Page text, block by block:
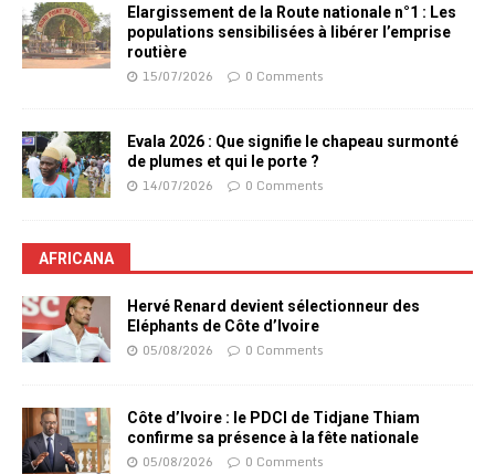
Elargissement de la Route nationale n°1 : Les
populations sensibilisées à libérer l’emprise
routière
15/07/2026 0 Comments
Evala 2026 : Que signifie le chapeau surmonté
de plumes et qui le porte ?
14/07/2026 0 Comments
AFRICANA
Hervé Renard devient sélectionneur des
Eléphants de Côte d’Ivoire
05/08/2026 0 Comments
Côte d’Ivoire : le PDCI de Tidjane Thiam
confirme sa présence à la fête nationale
05/08/2026 0 Comments